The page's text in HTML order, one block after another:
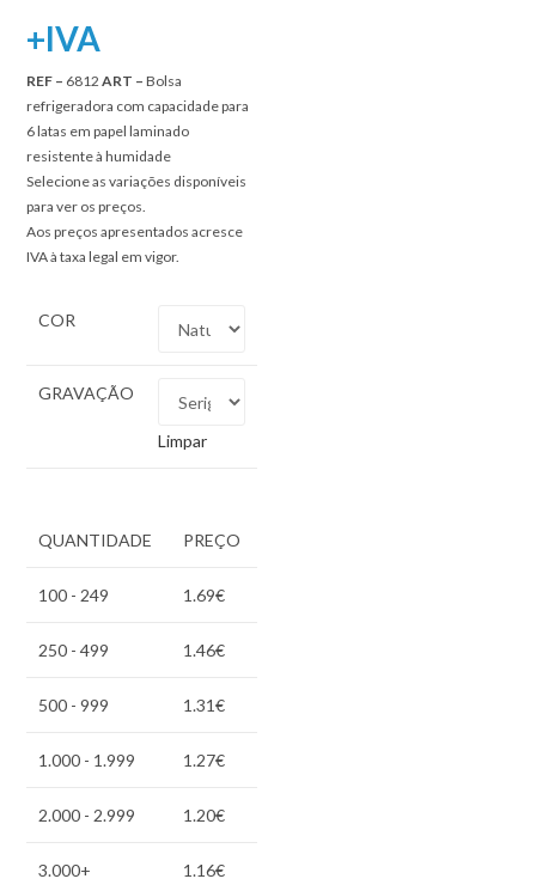
+IVA
REF – 6812ART –Bolsa
refrigeradora com capacidade para
6 latas em papel laminado
resistente à humidade
Selecione as variações disponíveis
para ver os preços.
Aos preços apresentados acresce
IVA à taxa legal em vigor.
COR
GRAVAÇÃO
Limpar
QUANTIDADE PREÇO
100 - 249 1.69€
250 - 499 1.46€
500 - 999 1.31€
1.000 - 1.999 1.27€
2.000 - 2.999 1.20€
3.000+ 1.16€